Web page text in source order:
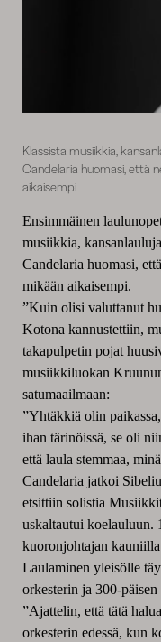
Klassista musiikkia,
Candelaria huomasi, että
aikaisempi.
Ensimmäinen
musiikkia,
Candelaria huomasi,
mikään aikaisempi.
”Kuin olisi valuttanut
Kotona kannustettiin,
takapulpetin pojat
musiikkiluokan
satumaailmaan:
”Yhtäkkiä olin
ihan tärinöissä, se oli
että laula stemmaa,
Candelaria jatkoi
etsittiin solistia
uskaltautui koelauluun.
kuoronjohtajan
Laulaminen yleisölle
orkesterin ja 300-
”Ajattelin, että tätä
orkesterin edessä, kun